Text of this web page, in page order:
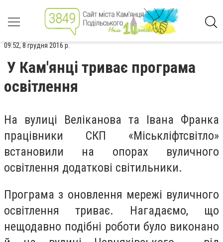
09:52, 8 грудня 2016 р.
У Кам'янці триває програма
освітлення
На вулиці Веліканова та Івана Франка
працівники СКП «Міськліфтсвітло»
встановили на опорах вуличного
освітлення додаткові світильники.
Програма з оновлення мережі вуличного
освітлення триває. Нагадаємо, що
нещодавно подібні роботи було виконано